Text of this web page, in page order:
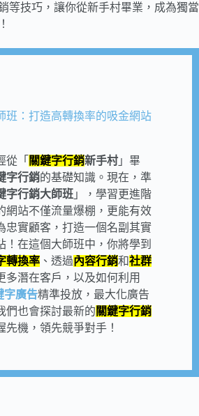
等技巧，讓你從新手村畢業，成為獨當
班：打造高轉換率的吸金網站
從「 關鍵字行銷新手村 」畢
字行銷的基礎知識。現在，準
字行銷大師班 」，學習更進階
網站不僅流量爆棚，更能有效
忠實顧客，打造一個名副其實
！在這個大師班中，你將學到
轉換率 、透過內容行銷和社群
多潛在客戶，以及如何利用
字廣告精準投放，最大化廣告
們也會探討最新的 關鍵字行銷
先機，領先競爭對手！